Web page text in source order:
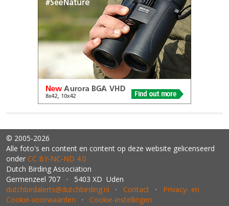
© 2005-2026
Alle foto's en content en content op deze website gelicenseerd
onder CC BY‑NC‑ND 4.0
Dutch Birding Association
Germenzeel 707 · 5403 XD Uden
dutchbirdalerts@dutchbirding.nl · Contact · Privacy- en
Cookie-voorwaarden · Cookie-instellingen